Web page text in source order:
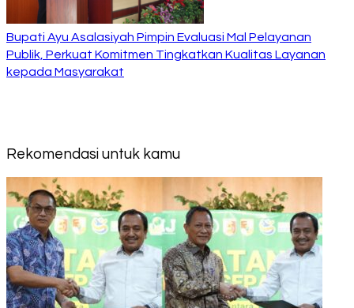
Bupati Ayu Asalasiyah Pimpin Evaluasi Mal Pelayanan
Publik, Perkuat Komitmen Tingkatkan Kualitas Layanan
kepada Masyarakat
Rekomendasi untuk kamu